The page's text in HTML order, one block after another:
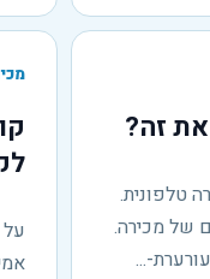
זה?
טלפונית.
של מכירה.
...